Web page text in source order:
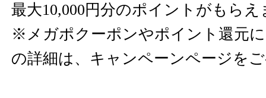
最大10,000円分のポイントがもらえ
※メガポクーポンやポイント還元
の詳細は、キャンペーンページを